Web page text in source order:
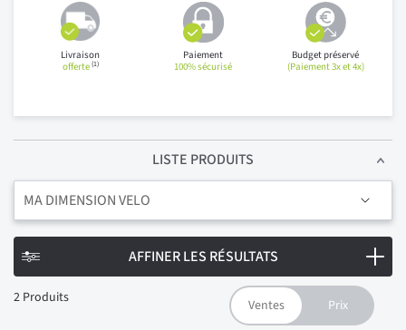
Livraison
offerte(1)
Paiement
100% sécurisé
Budget préservé
(Paiement 3x et 4x)
LISTE PRODUITS
2 Produits
MA DIMENSION VELO
AFFINER LES RÉSULTATS